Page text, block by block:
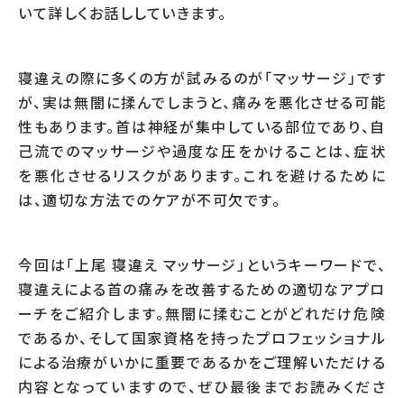
いて詳しくお話ししていきます。
寝違えの際に多くの方が試みるのが「マッサージ」です
が、実は無闇に揉んでしまうと、痛みを悪化させる可能
性もあります。首は神経が集中している部位であり、自
己流でのマッサージや過度な圧をかけることは、症状
を悪化させるリスクがあります。これを避けるために
は、適切な方法でのケアが不可欠です。
今回は「上尾 寝違え マッサージ」というキーワードで、
寝違えによる首の痛みを改善するための適切なアプロ
ーチをご紹介します。無闇に揉むことがどれだけ危険
であるか、そして国家資格を持ったプロフェッショナル
による治療がいかに重要であるかをご理解いただける
内容となっていますので、ぜひ最後までお読みくださ